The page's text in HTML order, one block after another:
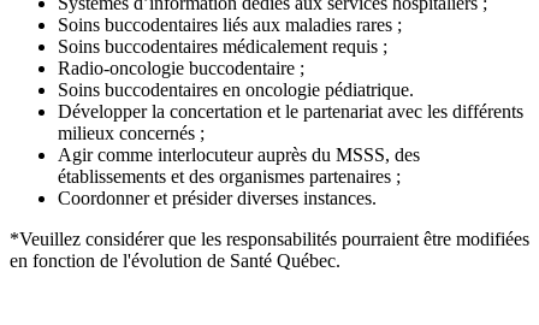
Soins buccodentaires liés aux maladies rares ;
Soins buccodentaires médicalement requis ;
Radio-oncologie buccodentaire ;
Soins buccodentaires en oncologie pédiatrique.
Développer la concertation et le partenariat avec les différents
milieux concernés ;
Agir comme interlocuteur auprès du MSSS, des
établissements et des organismes partenaires ;
Coordonner et présider diverses instances.
*Veuillez considérer que les responsabilités pourraient être modifiées
en fonction de l'évolution de Santé Québec.